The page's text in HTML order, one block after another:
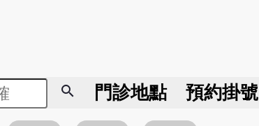
search 門診地點 預約掛號